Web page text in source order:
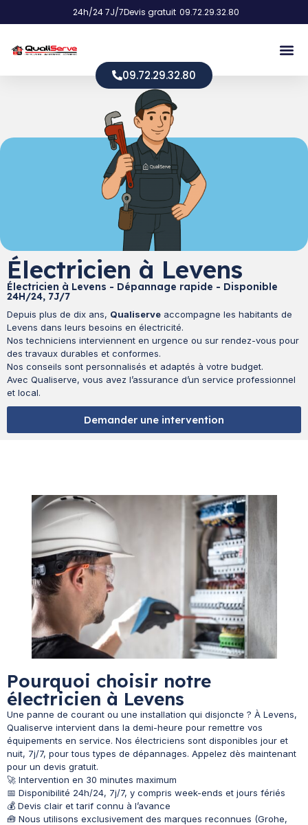
24h/24 7J/7Devis gratuit 09.72.29.32.80
09.72.29.32.80
Électricien à Levens
Électricien à Levens - Dépannage rapide - Disponible
24H/24, 7J/7
Depuis plus de dix ans, Qualiserve accompagne les habitants de
Levens dans leurs besoins en électricité.
Nos techniciens interviennent en urgence ou sur rendez-vous pour
des travaux durables et conformes.
Nos conseils sont personnalisés et adaptés à votre budget.
Avec Qualiserve, vous avez l’assurance d’un service professionnel
et local.
Demander une intervention
Pourquoi choisir notre
électricien à Levens
Une panne de courant ou une installation qui disjoncte ? À Levens,
Qualiserve intervient dans la demi-heure pour remettre vos
équipements en service. Nos électriciens sont disponibles jour et
nuit, 7j/7, pour tous types de dépannages. Appelez dès maintenant
pour un devis gratuit.
🚀 Intervention en 30 minutes maximum
📅 Disponibilité 24h/24, 7j/7, y compris week-ends et jours fériés
💰 Devis clair et tarif connu à l’avance
🧰 Nous utilisons exclusivement des marques reconnues (Grohe,